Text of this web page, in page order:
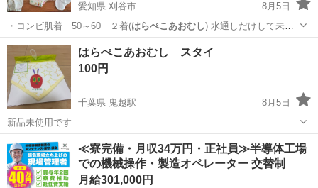
愛知県 刈谷市
8月5日
・コンビ肌着 50～60 ２着(はらぺこあおむし) 水通しだけして未使
用のもの…
愛知 刈谷市 ベビー用品 ロンパース
はらぺこあおむし スタイ
100円
千葉県 鬼越駅
8月5日
新品未使用です
千葉 市川市 鬼越駅 ベビー用品 はらぺこあおむし
≪寮完備・月収34万円・正社員≫半導体工場
での機械操作・製造オペレーター 交替制
月給301,000円